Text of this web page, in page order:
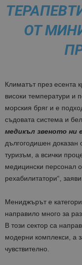
ОТ
Климатът през есента
високи температури и
морския бряг и е
съдовата система и
медикъл звеното ни
дългогодишен доказан
туризъм, а всички
медицински персонал
рехабилитатори“,
Мениджърът е
направило много за
В този сектор са
модерни комплекси, а
чувствително.